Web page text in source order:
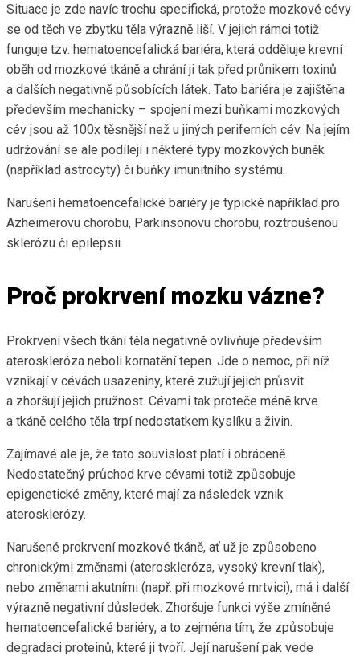
Situace je zde navíc trochu specifická, protože mozkové cévy
se od těch ve zbytku těla výrazně liší. V jejich rámci totiž
funguje tzv. hematoencefalická bariéra, která odděluje krevní
oběh od mozkové tkáně a chrání ji tak před průnikem toxinů
a dalších negativně působících látek. Tato bariéra je zajištěna
především mechanicky – spojení mezi buňkami mozkových
cév jsou až 100x těsnější než u jiných periferních cév. Na jejím
udržování se ale podílejí i některé typy mozkových buněk
(například astrocyty) či buňky imunitního systému.
Narušení hematoencefalické bariéry je typické například pro
Azheimerovu chorobu, Parkinsonovu chorobu, roztroušenou
sklerózu či epilepsii.
Proč prokrvení mozku vázne?
Prokrvení všech tkání těla negativně ovlivňuje především
ateroskleróza neboli kornatění tepen. Jde o nemoc, při níž
vznikají v cévách usazeniny, které zužují jejich průsvit
a zhoršují jejich pružnost. Cévami tak proteče méně krve
a tkáně celého těla trpí nedostatkem kyslíku a živin.
Zajímavé ale je, že tato souvislost platí i obráceně.
Nedostatečný průchod krve cévami totiž způsobuje
epigenetické změny, které mají za následek vznik
aterosklerózy.
Narušené prokrvení mozkové tkáně, ať už je způsobeno
chronickými změnami (ateroskleróza, vysoký krevní tlak),
nebo změnami akutními (např. při mozkové mrtvici), má i další
výrazně negativní důsledek: Zhoršuje funkci výše zmíněné
hematoencefalické bariéry, a to zejména tím, že způsobuje
degradaci proteinů, které ji tvoří. Její narušení pak vede